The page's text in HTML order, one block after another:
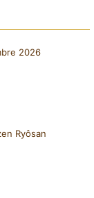
2026
Ryôsan